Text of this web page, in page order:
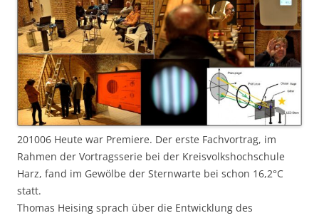
201006 Heute war Premiere. Der erste Fachvortrag, im
Rahmen der Vortragsserie bei der Kreisvolkshochschule
Harz, fand im Gewölbe der Sternwarte bei schon 16,2°C
statt.
Thomas Heising sprach über die Entwicklung des